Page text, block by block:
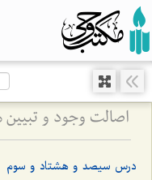
درس سیصد و هشتاد و سوم